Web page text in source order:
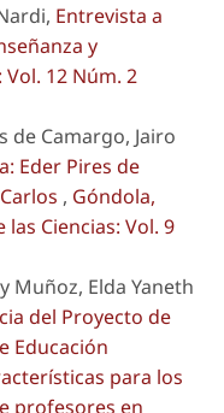
Entrevista a
y
12 Núm. 2
de Camargo, Jairo
Eder Pires de
, Góndola,
Ciencias: Vol. 9
Muñoz, Elda Yaneth
del Proyecto de
Educación
para los
profesores en